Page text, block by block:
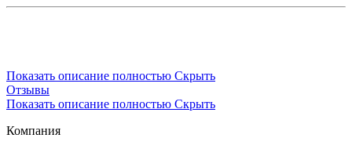
Показать описание полностью Скрыть
Отзывы
Показать описание полностью Скрыть
Компания